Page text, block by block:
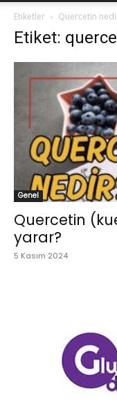
Etiketler Quercetin
Etiket:
Genel
Quercetin
yarar?
5 Kasım 2024